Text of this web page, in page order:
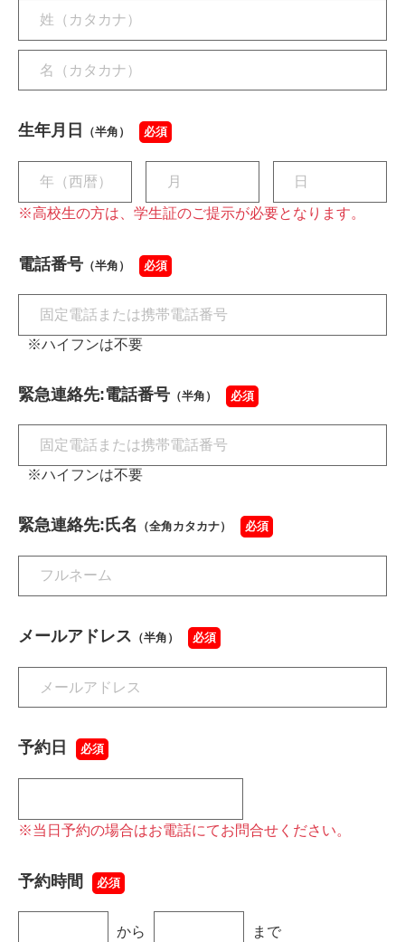
生年月日 （半角） 必須
※高校生の方は、学生証のご提示が必要となります。
電話番号 （半角） 必須
※ハイフンは不要
緊急連絡先:電話番号 （半角） 必須
※ハイフンは不要
緊急連絡先:氏名 （全角カタカナ） 必須
メールアドレス （半角） 必須
予約日 必須
※当日予約の場合はお電話にてお問合せください。
予約時間 必須
から まで